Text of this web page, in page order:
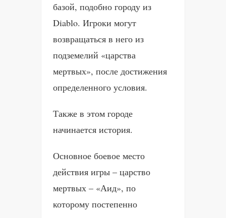
базой, подобно городу из
Diablo. Игроки могут
возвращаться в него из
подземелий «царства
мертвых», после достижения
определенного условия.
Также в этом городе
начинается история.
Основное боевое место
действия игры – царство
мертвых – «Аид», по
которому постепенно